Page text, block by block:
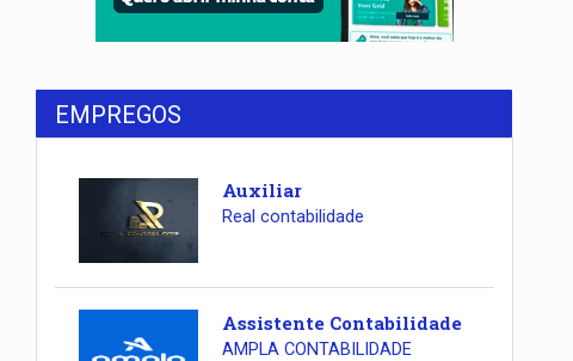
EMPREGOS
Auxiliar
Real contabilidade
Assistente Contabilidade
AMPLA CONTABILIDADE